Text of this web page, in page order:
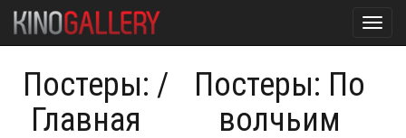
Постеры:
Главная
/
Постеры: По
волчьим